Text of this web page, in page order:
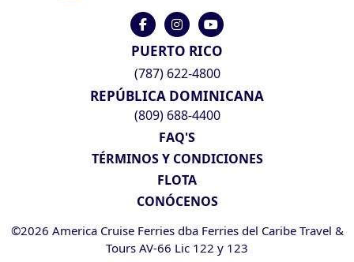
PUERTO RICO
(787) 622-4800
REPÚBLICA DOMINICANA
(809) 688-4400
FAQ'S
TÉRMINOS Y CONDICIONES
FLOTA
CONÓCENOS
©2026 America Cruise Ferries dba Ferries del Caribe Travel &
Tours AV-66 Lic 122 y 123